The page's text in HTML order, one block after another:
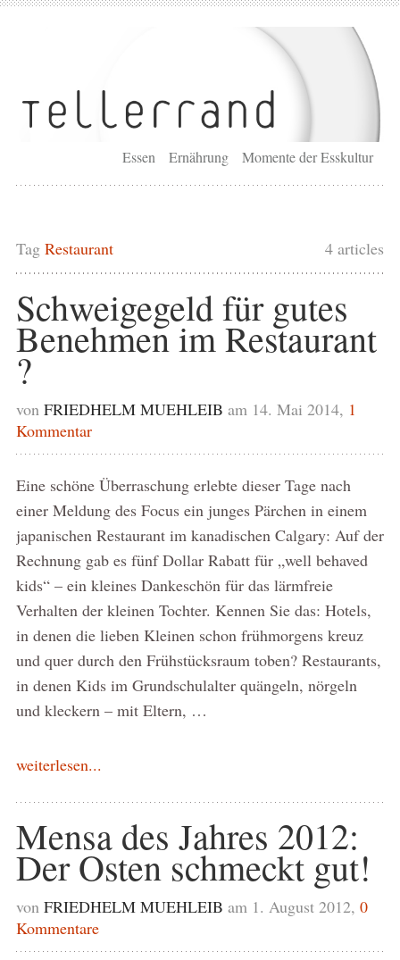
Essen Ernährung Momente der Esskultur
4 articles
Tag Restaurant
Schweigegeld für gutes
Benehmen im Restaurant
?
von FRIEDHELM MUEHLEIB am 14. Mai 2014, 1
Kommentar
Eine schöne Überraschung erlebte dieser Tage nach
einer Meldung des Focus ein junges Pärchen in einem
japanischen Restaurant im kanadischen Calgary: Auf der
Rechnung gab es fünf Dollar Rabatt für „well behaved
kids“ – ein kleines Dankeschön für das lärmfreie
Verhalten der kleinen Tochter. Kennen Sie das: Hotels,
in denen die lieben Kleinen schon frühmorgens kreuz
und quer durch den Frühstücksraum toben? Restaurants,
in denen Kids im Grundschulalter quängeln, nörgeln
und kleckern – mit Eltern, …
weiterlesen...
Mensa des Jahres 2012:
Der Osten schmeckt gut!
von FRIEDHELM MUEHLEIB am 1. August 2012, 0
Kommentare